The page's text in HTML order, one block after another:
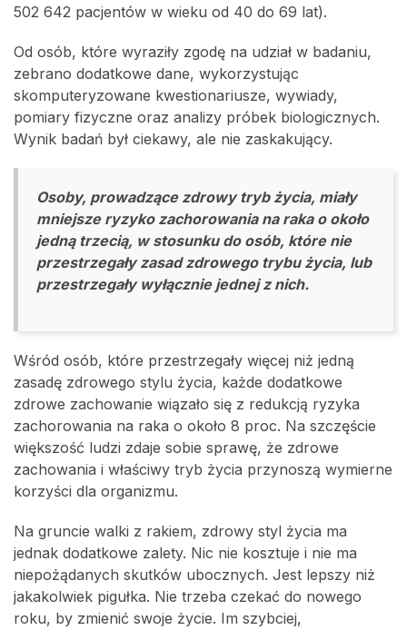
502 642 pacjentów w wieku od 40 do 69 lat).
Od osób, które wyraziły zgodę na udział w badaniu,
zebrano dodatkowe dane, wykorzystując
skomputeryzowane kwestionariusze, wywiady,
pomiary fizyczne oraz analizy próbek biologicznych.
Wynik badań był ciekawy, ale nie zaskakujący.
Osoby, prowadzące zdrowy tryb życia, miały
mniejsze ryzyko zachorowania na raka o około
jedną trzecią, w stosunku do osób, które nie
przestrzegały zasad zdrowego trybu życia, lub
przestrzegały wyłącznie jednej z nich.
Wśród osób, które przestrzegały więcej niż jedną
zasadę zdrowego stylu życia, każde dodatkowe
zdrowe zachowanie wiązało się z redukcją ryzyka
zachorowania na raka o około 8 proc. Na szczęście
większość ludzi zdaje sobie sprawę, że zdrowe
zachowania i właściwy tryb życia przynoszą wymierne
korzyści dla organizmu.
Na gruncie walki z rakiem, zdrowy styl życia ma
jednak dodatkowe zalety. Nic nie kosztuje i nie ma
niepożądanych skutków ubocznych. Jest lepszy niż
jakakolwiek pigułka. Nie trzeba czekać do nowego
roku, by zmienić swoje życie. Im szybciej,